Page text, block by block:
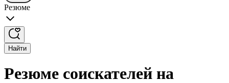
Резюме
Найти
Резюме соискателей на